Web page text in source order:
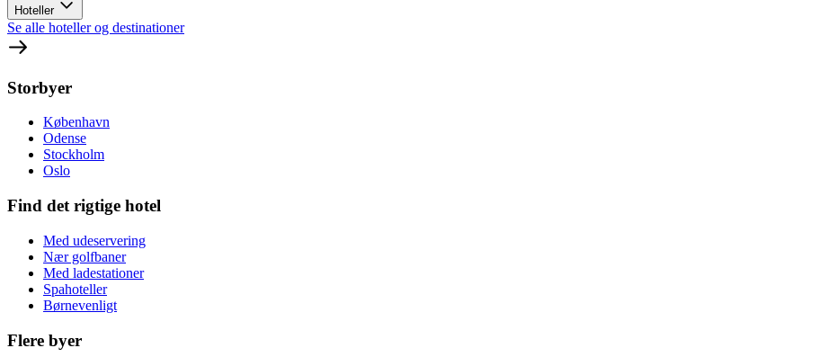
Hoteller
Se alle hoteller og destinationer
Storbyer
København
Odense
Stockholm
Oslo
Find det rigtige hotel
Med udeservering
Nær golfbaner
Med ladestationer
Spahoteller
Børnevenligt
Flere byer